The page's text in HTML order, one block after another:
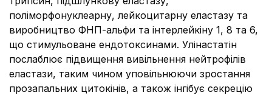
поліморфонуклеарну, лейкоцитарну еластазу та
виробництво ФНП-альфи та інтерлейкіну 1, 8 та 6,
що стимульоване ендотоксинами. Улінастатін
послаблює підвищення вивільнення нейтрофілів
еластази, таким чином уповільнюючи зростання
прозапальних цитокінів, а також інгібує секрецію